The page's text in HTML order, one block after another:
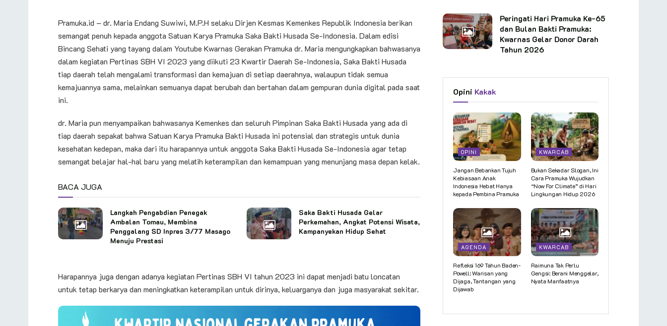
Pramuka.id – dr. Maria Endang Suwiwi, M.P.H selaku Dirjen Kesmas Kemenkes Republik Indonesia berikan
semangat penuh kepada anggota Satuan Karya Pramuka Saka Bakti Husada Se-Indonesia. Dalam edisi
Bincang Sehati yang tayang dalam Youtube Kwarnas Gerakan Pramuka dr. Maria mengungkapkan bahwasanya
dalam kegiatan Pertinas SBH VI 2023 yang diikuti 23 Kwartir Daerah Se-Indonesia, Saka Bakti Husada
tiap daerah telah mengalami transformasi dan kemajuan di setiap daerahnya, walaupun tidak semua
kemajuannya sama, melainkan semuanya dapat berubah dan bertahan dalam gempuran dunia digital pada saat
ini.
dr. Maria pun menyampaikan bahwasanya Kemenkes dan seluruh Pimpinan Saka Bakti Husada yang ada di
tiap daerah sepakat bahwa Satuan Karya Pramuka Bakti Husada ini potensial dan strategis untuk dunia
kesehatan kedepan, maka dari itu harapannya untuk anggota Saka Bakti Husada Se-Indonesia agar tetap
semangat belajar hal-hal baru yang melatih keterampilan dan kemampuan yang menunjang masa depan kelak.
BACA JUGA
Langkah Pengabdian Penegak
Ambalan Tomau, Membina
Penggalang SD Inpres 3/77 Masago
Menuju Prestasi
Saka Bakti Husada Gelar
Perkemahan, Angkat Potensi Wisata,
Kampanyekan Hidup Sehat
Harapannya juga dengan adanya kegiatan Pertinas SBH VI tahun 2023 ini dapat menjadi batu loncatan
untuk tetap berkarya dan meningkatkan keterampilan untuk dirinya, keluarganya dan juga masyarakat sekitar.
Peringati Hari Pramuka Ke-65
dan Bulan Bakti Pramuka:
Kwarnas Gelar Donor Darah
Tahun 2026
Opini Kakak
OPINI
Jangan Bebankan Tujuh
Kebiasaan Anak
Indonesia Hebat Hanya
kepada Pembina Pramuka
KWARCAB
Bukan Sekadar Slogan, Ini
Cara Pramuka Wujudkan
“Now For Climate” di Hari
Lingkungan Hidup 2026
AGENDA
Refleksi 169 Tahun Baden-
Powell: Warisan yang
Dijaga, Tantangan yang
Dijawab
KWARCAB
Raimuna Tak Perlu
Gengsi: Berani Menggelar,
Nyata Manfaatnya